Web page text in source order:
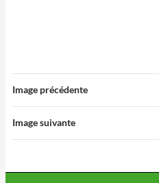
Image précédente
Image suivante